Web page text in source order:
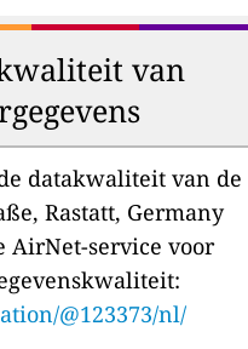
van
datakwaliteit van de
Rastatt, Germany
AirNet-service voor
@123373/nl/